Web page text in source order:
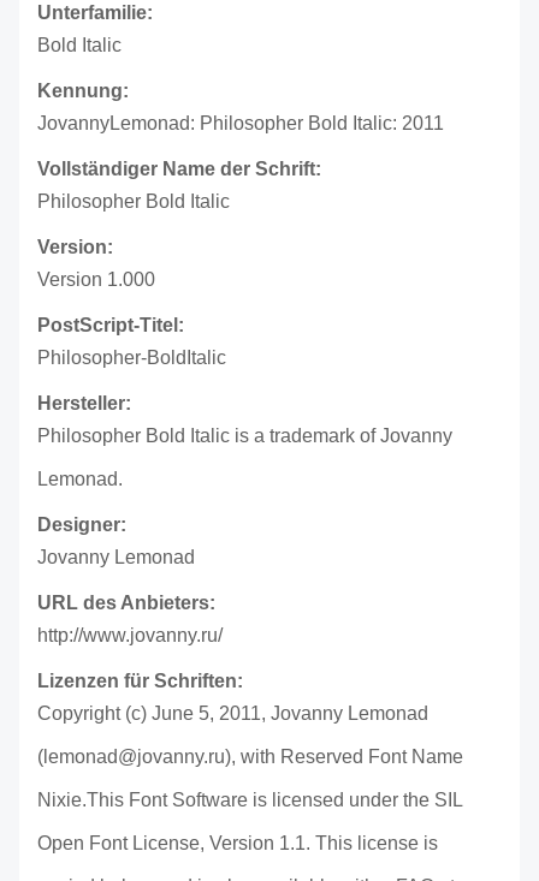
Unterfamilie:
Bold Italic
Kennung:
JovannyLemonad: Philosopher Bold Italic: 2011
Vollständiger Name der Schrift:
Philosopher Bold Italic
Version:
Version 1.000
PostScript-Titel:
Philosopher-BoldItalic
Hersteller:
Philosopher Bold Italic is a trademark of Jovanny
Lemonad.
Designer:
Jovanny Lemonad
URL des Anbieters:
http://www.jovanny.ru/
Lizenzen für Schriften:
Copyright (c) June 5, 2011, Jovanny Lemonad
(lemonad@jovanny.ru), with Reserved Font Name
Nixie.This Font Software is licensed under the SIL
Open Font License, Version 1.1. This license is